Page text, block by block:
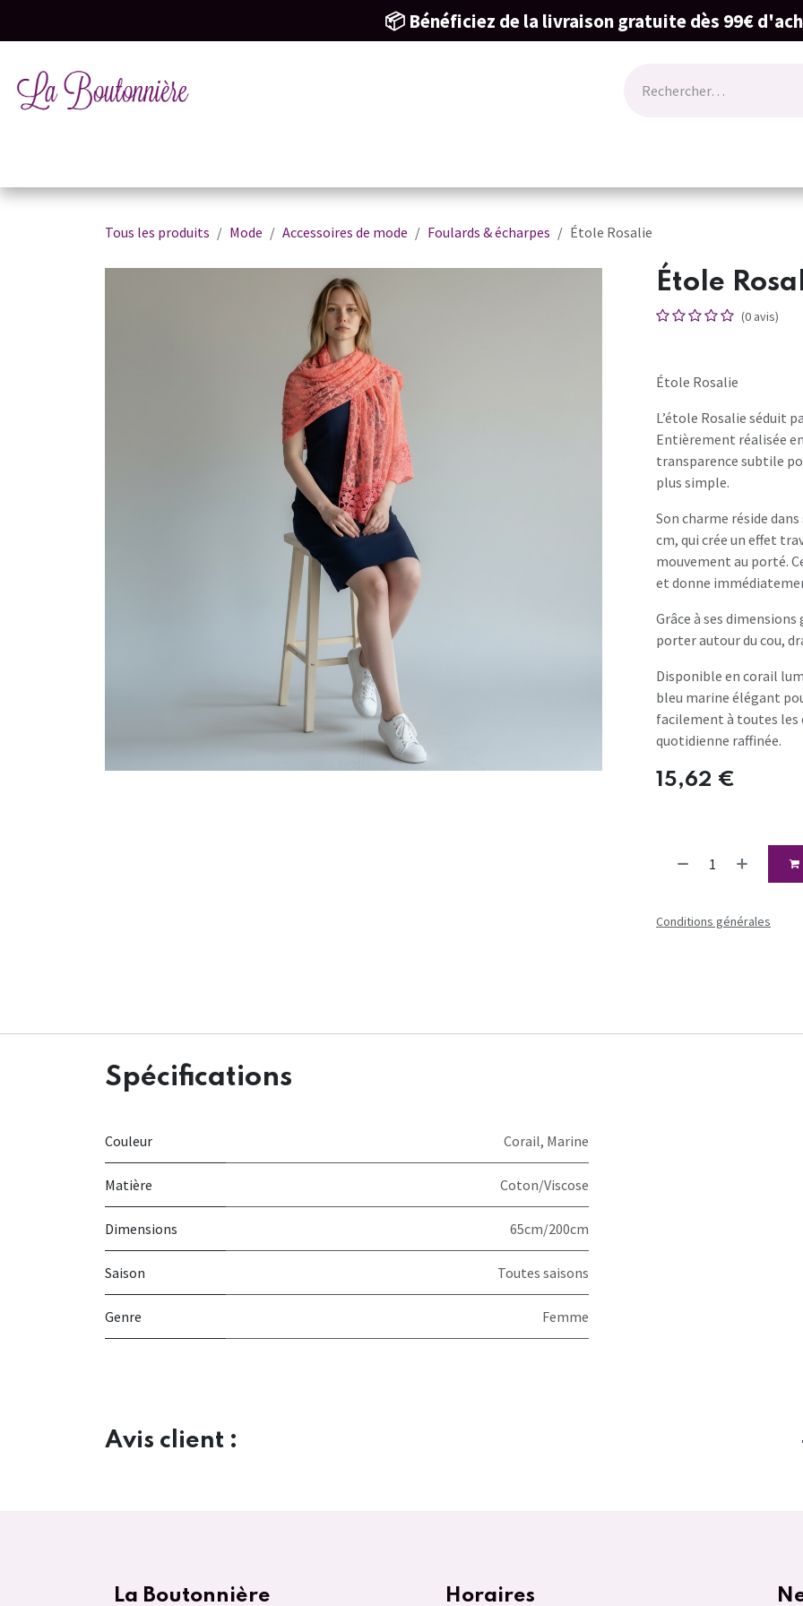
📦 Bénéficiez de la livraison gratuite dès 99€
Tous les produits Mode Accessoires de mode Foulards & écharpes Étole Rosalie
Étole
(0 avis)
Étole Rosalie
L’étole Rosalie séduit
Entièrement réalisée
transparence subtile
plus simple.
Son charme réside
cm, qui crée un effet
mouvement au porté.
et donne
Grâce à ses
porter autour du cou,
Disponible en corail
bleu marine élégant
facilement à toutes les
quotidienne raffinée.
15,62 €
Conditions générales
Spécifications
Couleur Corail, Marine
Matière Coton/Viscose
Dimensions 65cm/200cm
Saison Toutes saisons
Genre Femme
Avis client :
La Boutonnière Horaires